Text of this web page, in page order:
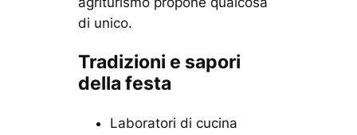
di unico.
Tradizioni e sapori
della festa
Laboratori di cucina